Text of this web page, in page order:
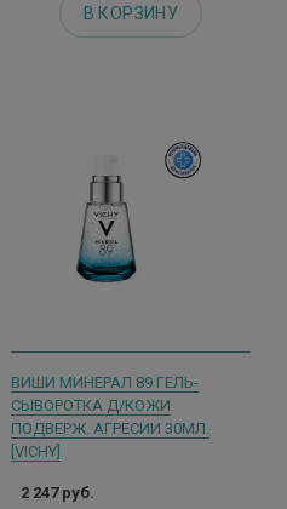
В КОРЗИНУ
ВИШИ МИНЕРАЛ 89 ГЕЛЬ-
СЫВОРОТКА Д/КОЖИ
ПОДВЕРЖ. АГРЕСИИ 30МЛ.
[VICHY]
2 247 руб.